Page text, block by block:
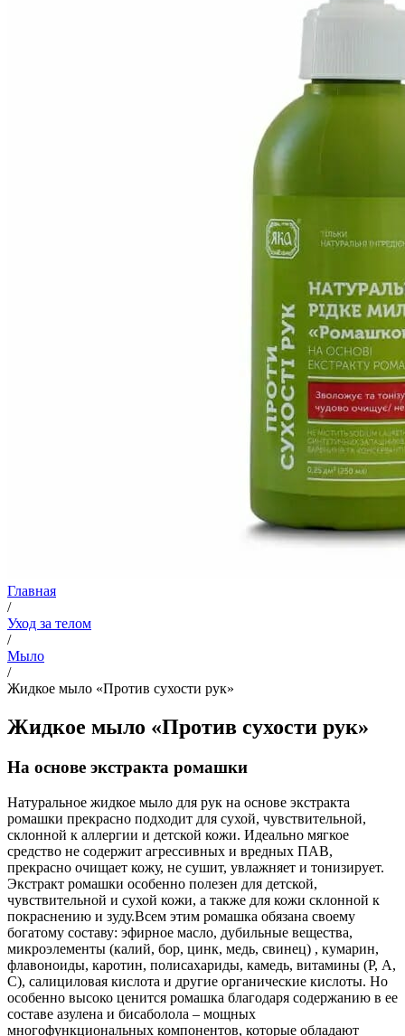
Главная
/
Уход за телом
/
Мыло
/
Жидкое мыло «Против сухости рук»
Жидкое мыло «Против сухости рук»
На основе экстракта ромашки
Натуральное жидкое мыло для рук на основе экстракта
ромашки прекрасно подходит для сухой, чувствительной,
склонной к аллергии и детской кожи. Идеально мягкое
средство не содержит агрессивных и вредных ПАВ,
прекрасно очищает кожу, не сушит, увлажняет и тонизирует.
Экстракт ромашки особенно полезен для детской,
чувствительной и сухой кожи, а также для кожи склонной к
покраснению и зуду.Всем этим ромашка обязана своему
богатому составу: эфирное масло, дубильные вещества,
микроэлементы (калий, бор, цинк, медь, свинец) , кумарин,
флавоноиды, каротин, полисахариды, камедь, витамины (Р, А,
С), салициловая кислота и другие органические кислоты. Но
особенно высоко ценится ромашка благодаря содержанию в ее
составе азулена и бисаболола – мощных
многофункциональных компонентов, которые обладают